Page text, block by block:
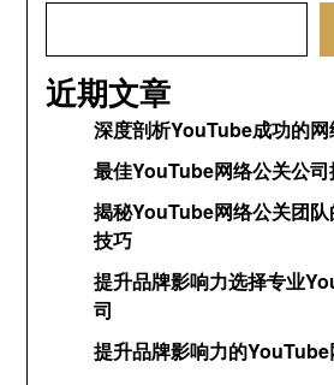
近期文章
深度剖析YouTube成功的
最佳YouTube网络公关公
揭秘YouTube网络公关团
技巧
提升品牌影响力选择专业
司
提升品牌影响力的